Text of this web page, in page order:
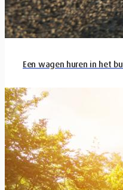
Een wagen huren in het